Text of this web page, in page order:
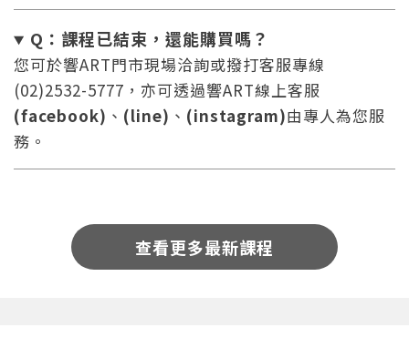
登入
Q：課程已結束，還能購買嗎？
您可於響ART門市現場洽詢或撥打客服專線
(02)2532-5777，亦可透過響ART線上客服
(facebook) 、 (line) 、 (instagram)由專人為您服
務。
查看更多最新課程